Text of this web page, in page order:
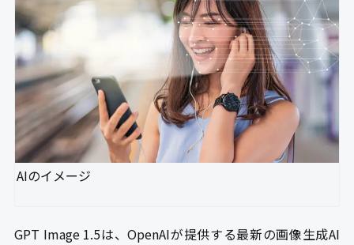
AIのイメージ
GPT Image 1.5は、OpenAIが提供する最新の画像生成AI